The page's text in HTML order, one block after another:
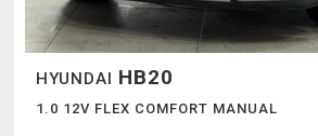
HYUNDAI HB20
1.0 12V FLEX COMFORT MANUAL